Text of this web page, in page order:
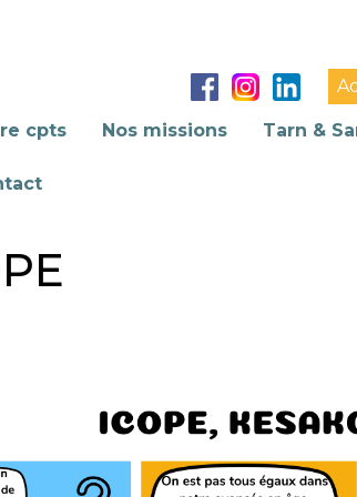
cpts Nos missions Tarn &